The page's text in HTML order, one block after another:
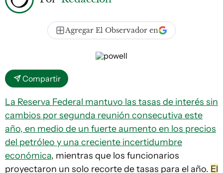
Agregar El Observador en
Compartir
La Reserva Federal mantuvo las tasas de interés sin
cambios por segunda reunión consecutiva este
año, en medio de un fuerte aumento en los precios
del petróleo y una creciente incertidumbre
económica, mientras que los funcionarios
proyectaron un solo recorte de tasas para el año. El